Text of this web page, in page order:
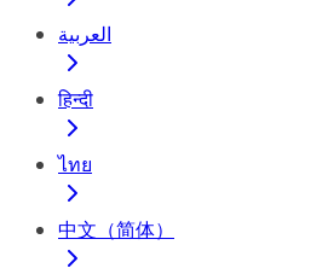
العربية
हिन्दी
ไทย
中文（简体）